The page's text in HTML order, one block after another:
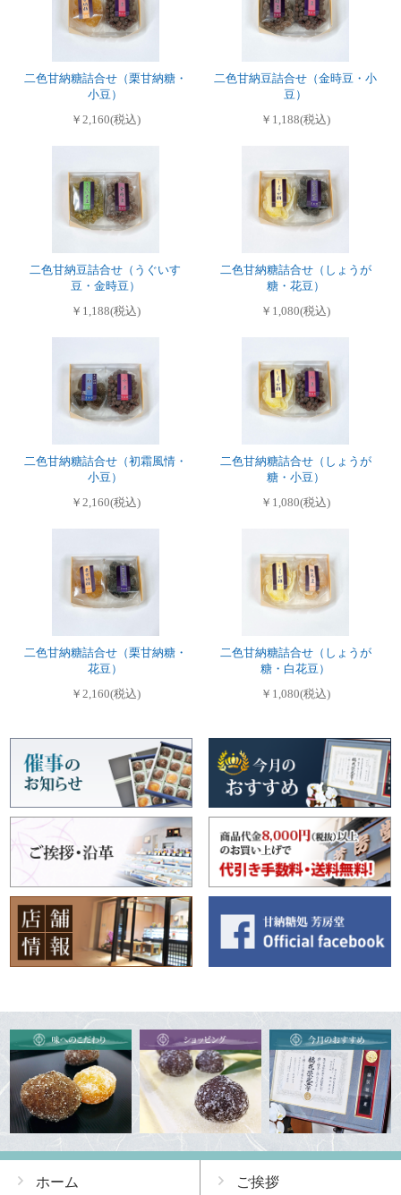
二色甘納糖詰合せ（栗甘納糖・
小豆）
￥2,160(税込)
二色甘納豆詰合せ（金時豆・小
豆）
￥1,188(税込)
二色甘納豆詰合せ（うぐいす
豆・金時豆）
￥1,188(税込)
二色甘納糖詰合せ（しょうが
糖・花豆）
￥1,080(税込)
二色甘納糖詰合せ（初霜風情・
小豆）
￥2,160(税込)
二色甘納糖詰合せ（しょうが
糖・小豆）
￥1,080(税込)
二色甘納糖詰合せ（栗甘納糖・
花豆）
￥2,160(税込)
二色甘納糖詰合せ（しょうが
糖・白花豆）
￥1,080(税込)
ホーム ご挨拶